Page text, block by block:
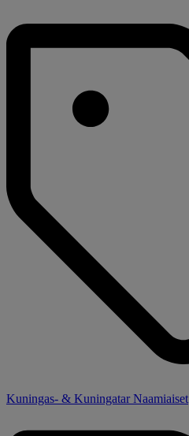
Kuningas- & Kuningatar Naamiaiset